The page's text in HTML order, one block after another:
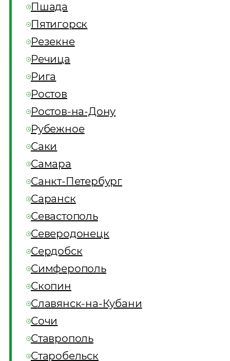
Пшада
Пятигорск
Резекне
Речица
Рига
Ростов
Ростов-на-Дону
Рубежное
Саки
Самара
Санкт-Петербург
Саранск
Севастополь
Северодонецк
Сердобск
Симферополь
Скопин
Славянск-на-Кубани
Сочи
Ставрополь
Старобельск